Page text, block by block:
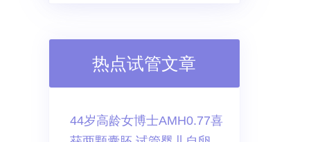
热点试管文章
44岁高龄女博士AMH0.77喜